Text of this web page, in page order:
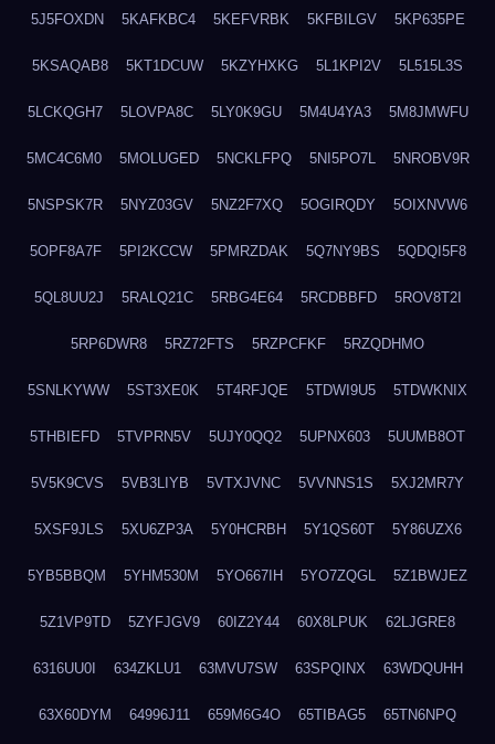
5J5FOXDN 5KAFKBC4 5KEFVRBK 5KFBILGV 5KP635PE
5KSAQAB8 5KT1DCUW 5KZYHXKG 5L1KPI2V 5L515L3S
5LCKQGH7 5LOVPA8C 5LY0K9GU 5M4U4YA3 5M8JMWFU
5MC4C6M0 5MOLUGED 5NCKLFPQ 5NI5PO7L 5NROBV9R
5NSPSK7R 5NYZ03GV 5NZ2F7XQ 5OGIRQDY 5OIXNVW6
5OPF8A7F 5PI2KCCW 5PMRZDAK 5Q7NY9BS 5QDQI5F8
5QL8UU2J 5RALQ21C 5RBG4E64 5RCDBBFD 5ROV8T2I
5RP6DWR8 5RZ72FTS 5RZPCFKF 5RZQDHMO
5SNLKYWW 5ST3XE0K 5T4RFJQE 5TDWI9U5 5TDWKNIX
5THBIEFD 5TVPRN5V 5UJY0QQ2 5UPNX603 5UUMB8OT
5V5K9CVS 5VB3LIYB 5VTXJVNC 5VVNNS1S 5XJ2MR7Y
5XSF9JLS 5XU6ZP3A 5Y0HCRBH 5Y1QS60T 5Y86UZX6
5YB5BBQM 5YHM530M 5YO667IH 5YO7ZQGL 5Z1BWJEZ
5Z1VP9TD 5ZYFJGV9 60IZ2Y44 60X8LPUK 62LJGRE8
6316UU0I 634ZKLU1 63MVU7SW 63SPQINX 63WDQUHH
63X60DYM 64996J11 659M6G4O 65TIBAG5 65TN6NPQ